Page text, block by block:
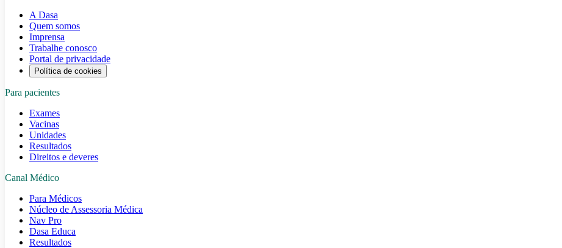
A Dasa
Quem somos
Imprensa
Trabalhe conosco
Portal de privacidade
Política de cookies
Para pacientes
Exames
Vacinas
Unidades
Resultados
Direitos e deveres
Canal Médico
Para Médicos
Núcleo de Assessoria Médica
Nav Pro
Dasa Educa
Resultados